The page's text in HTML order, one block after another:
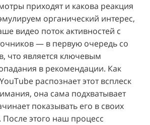
приходят и какова реакция
органический интерес,
видео поток активностей с
— в первую очередь со
что является ключевым
в рекомендации. Как
распознает этот всплеск
она сама подхватывает
показывать его в своих
этого наш процесс